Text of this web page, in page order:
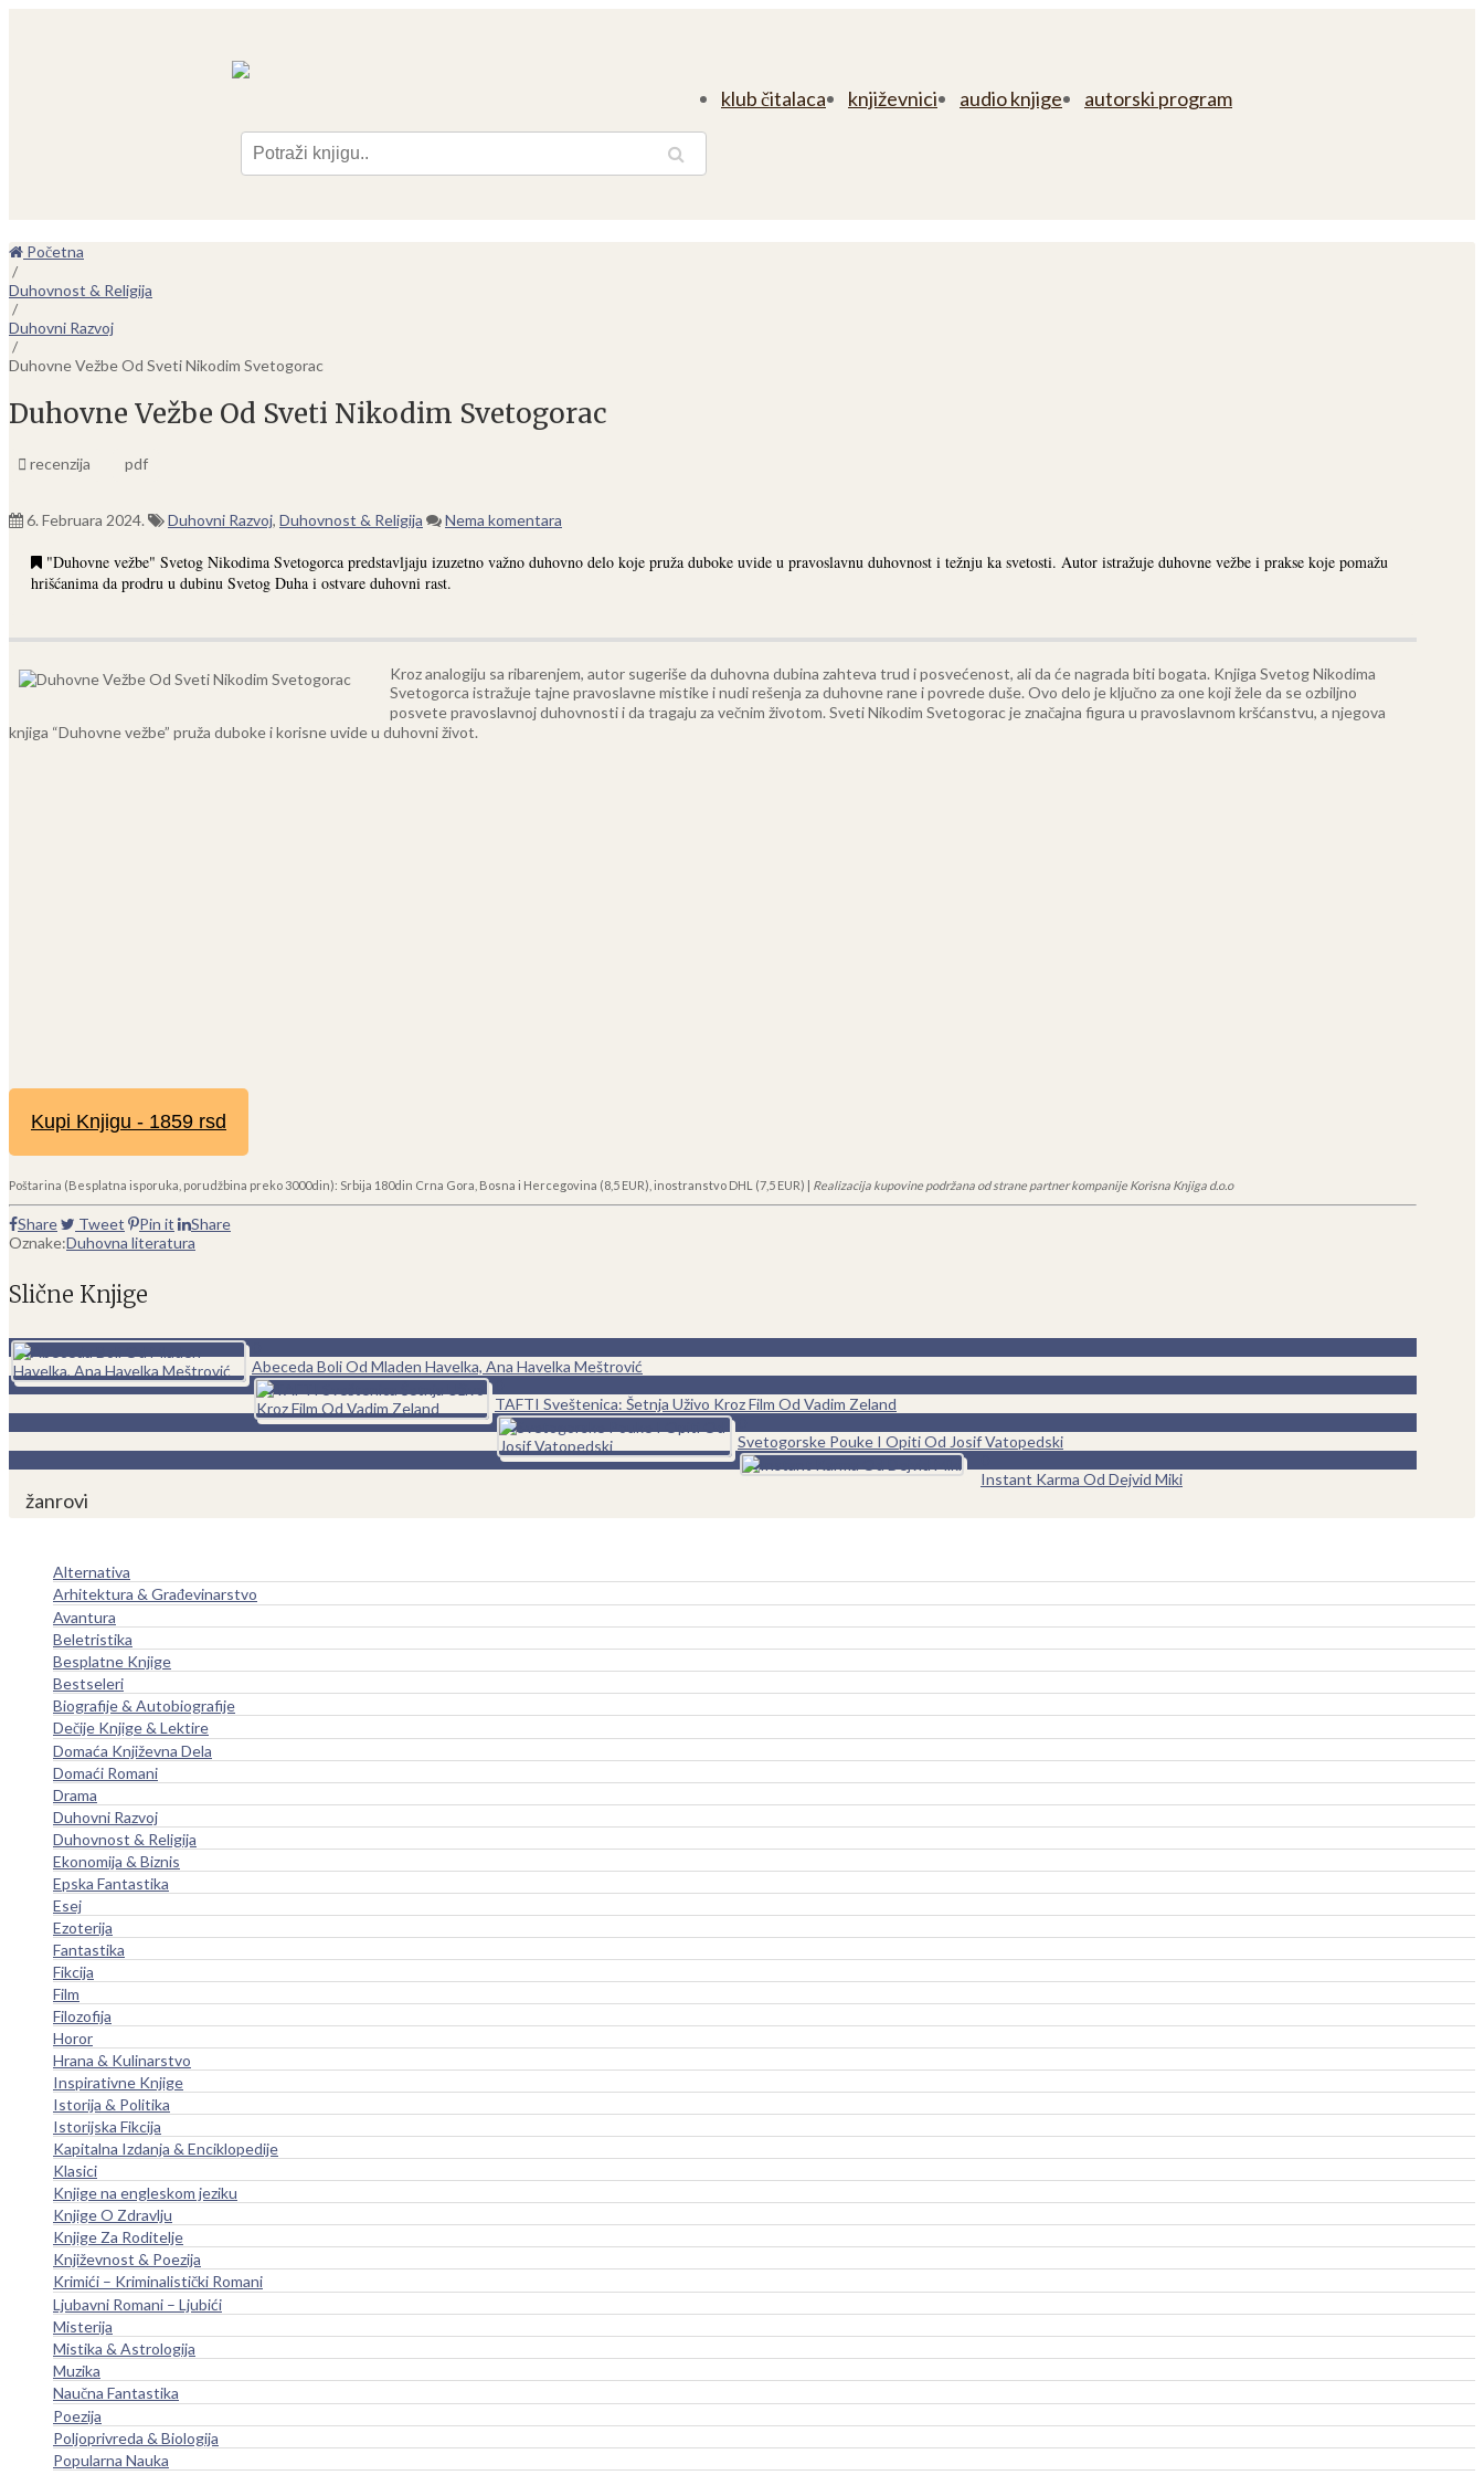
klub čitalaca književnici audio knjige autorski program
Početna
/
Duhovnost & Religija
/
Duhovni Razvoj
/
Duhovne Vežbe Od Sveti Nikodim Svetogorac
Duhovne Vežbe Od Sveti Nikodim Svetogorac
recenzija pdf
6. Februara 2024. Duhovni Razvoj, Duhovnost & Religija Nema komentara
"Duhovne vežbe" Svetog Nikodima Svetogorca predstavljaju izuzetno važno duhovno delo koje pruža duboke uvide u pravoslavnu duhovnost i težnju ka svetosti. Autor istražuje duhovne vežbe i prakse koje pomažu
hrišćanima da prodru u dubinu Svetog Duha i ostvare duhovni rast.
Kroz analogiju sa ribarenjem, autor sugeriše da duhovna dubina zahteva trud i posvećenost, ali da će nagrada biti bogata. Knjiga Svetog Nikodima
Svetogorca istražuje tajne pravoslavne mistike i nudi rešenja za duhovne rane i povrede duše. Ovo delo je ključno za one koji žele da se ozbiljno
posvete pravoslavnoj duhovnosti i da tragaju za večnim životom. Sveti Nikodim Svetogorac je značajna figura u pravoslavnom kršćanstvu, a njegova
knjiga “Duhovne vežbe” pruža duboke i korisne uvide u duhovni život.
Kupi Knjigu - 1859 rsd
Poštarina (Besplatna isporuka, porudžbina preko 3000din): Srbija 180din Crna Gora, Bosna i Hercegovina (8,5 EUR), inostranstvo DHL (7,5 EUR) | Realizacija kupovine podržana od strane partner kompanije Korisna Knjiga d.o.o
Share Tweet Pin it
Share
Oznake:Duhovna literatura
Slične Knjige
Abeceda Boli Od Mladen Havelka, Ana Havelka Meštrović
TAFTI Sveštenica: Šetnja Uživo Kroz Film Od Vadim Zeland
Svetogorske Pouke I Opiti Od Josif Vatopedski
Instant Karma Od Dejvid Miki
žanrovi
Alternativa
Arhitektura & Građevinarstvo
Avantura
Beletristika
Besplatne Knjige
Bestseleri
Biografije & Autobiografije
Dečije Knjige & Lektire
Domaća Književna Dela
Domaći Romani
Drama
Duhovni Razvoj
Duhovnost & Religija
Ekonomija & Biznis
Epska Fantastika
Esej
Ezoterija
Fantastika
Fikcija
Film
Filozofija
Horor
Hrana & Kulinarstvo
Inspirativne Knjige
Istorija & Politika
Istorijska Fikcija
Kapitalna Izdanja & Enciklopedije
Klasici
Knjige na engleskom jeziku
Knjige O Zdravlju
Knjige Za Roditelje
Književnost & Poezija
Krimići – Kriminalistički Romani
Ljubavni Romani – Ljubići
Misterija
Mistika & Astrologija
Muzika
Naučna Fantastika
Poezija
Poljoprivreda & Biologija
Popularna Nauka